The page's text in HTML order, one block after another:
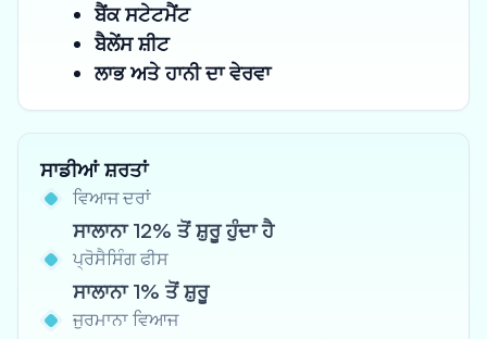
ਬੈਂਕ ਸਟੇਟਮੈਂਟ
ਬੈਲੇਂਸ ਸ਼ੀਟ
ਲਾਭ ਅਤੇ ਹਾਨੀ ਦਾ ਵੇਰਵਾ
ਸਾਡੀਆਂ ਸ਼ਰਤਾਂ
ਵਿਆਜ ਦਰਾਂ
ਸਾਲਾਨਾ 12% ਤੋਂ ਸ਼ੁਰੂ ਹੁੰਦਾ ਹੈ
ਪ੍ਰੋਸੈਸਿੰਗ ਫੀਸ
ਸਾਲਾਨਾ 1% ਤੋਂ ਸ਼ੁਰੂ
ਜੁਰਮਾਨਾ ਵਿਆਜ